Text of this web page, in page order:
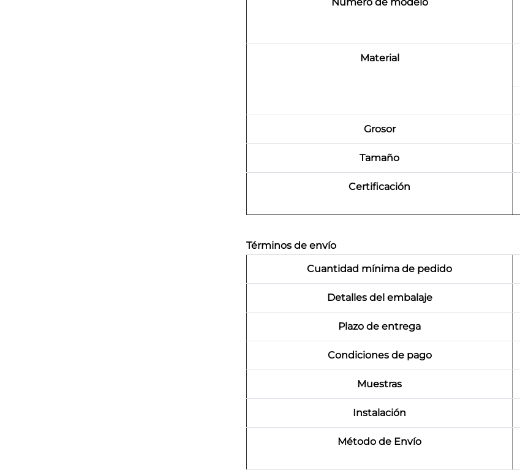
Material
Grosor
Tamaño
Certificación
Términos de envío
Cuantidad mínima de pedido
Detalles del embalaje
Plazo de entrega
Condiciones de pago
Muestras
Instalación
Método de Envío